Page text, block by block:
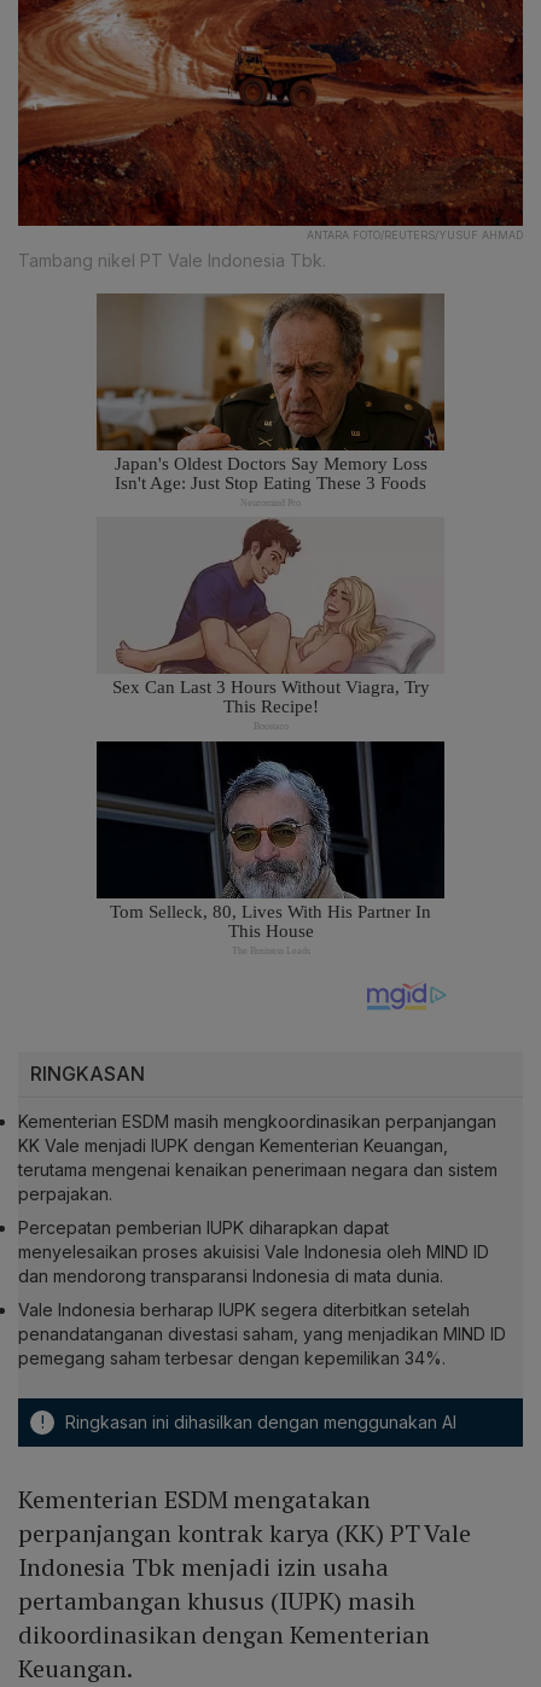
ANTARA FOTO/REUTERS/YUSUF AHMAD
Tambang nikel PT Vale Indonesia Tbk.
RINGKASAN
Kementerian ESDM masih mengkoordinasikan perpanjangan
KK Vale menjadi IUPK dengan Kementerian Keuangan,
terutama mengenai kenaikan penerimaan negara dan sistem
perpajakan.
Percepatan pemberian IUPK diharapkan dapat
menyelesaikan proses akuisisi Vale Indonesia oleh MIND ID
dan mendorong transparansi Indonesia di mata dunia.
Vale Indonesia berharap IUPK segera diterbitkan setelah
penandatanganan divestasi saham, yang menjadikan MIND ID
pemegang saham terbesar dengan kepemilikan 34%.
! Ringkasan ini dihasilkan dengan menggunakan AI
Kementerian ESDM mengatakan
perpanjangan kontrak karya (KK) PT Vale
Indonesia Tbk menjadi izin usaha
pertambangan khusus (IUPK) masih
dikoordinasikan dengan Kementerian
Keuangan.